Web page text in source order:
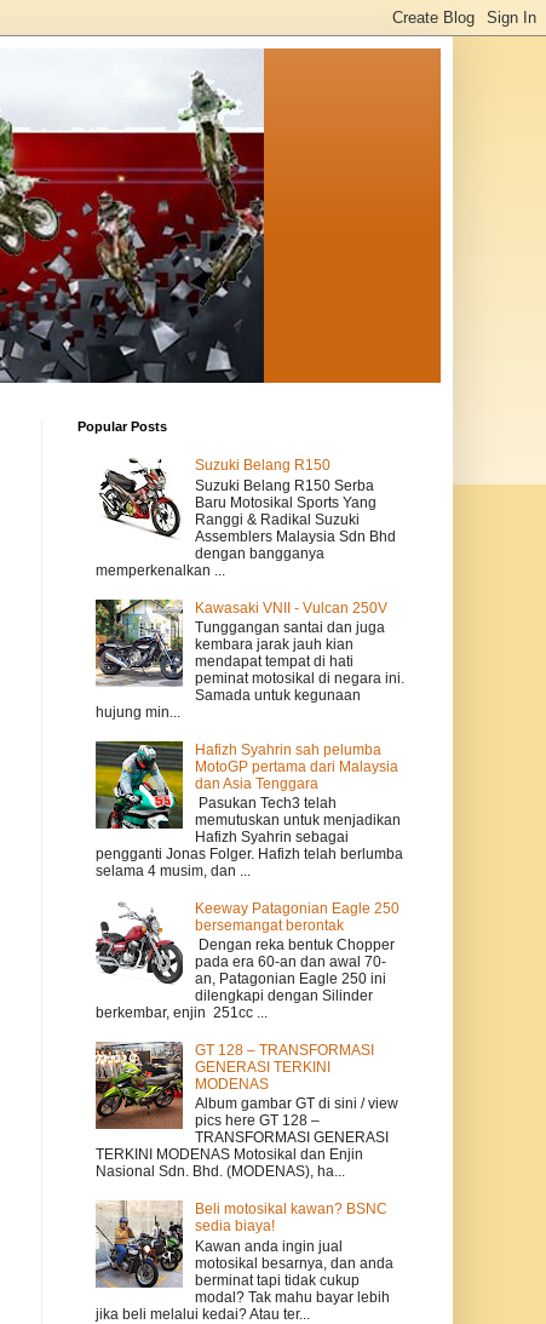
Popular Posts
Suzuki Belang R150
Suzuki Belang R150 Serba
Baru Motosikal Sports Yang
Ranggi & Radikal Suzuki
Assemblers Malaysia Sdn Bhd
dengan bangganya
memperkenalkan ...
Kawasaki VNII - Vulcan 250V
Tunggangan santai dan juga
kembara jarak jauh kian
mendapat tempat di hati
peminat motosikal di negara ini.
Samada untuk kegunaan
hujung min...
Hafizh Syahrin sah pelumba
MotoGP pertama dari Malaysia
dan Asia Tenggara
Pasukan Tech3 telah
memutuskan untuk menjadikan
Hafizh Syahrin sebagai
pengganti Jonas Folger. Hafizh telah berlumba
selama 4 musim, dan ...
Keeway Patagonian Eagle 250
bersemangat berontak
Dengan reka bentuk Chopper
pada era 60-an dan awal 70-
an, Patagonian Eagle 250 ini
dilengkapi dengan Silinder
berkembar, enjin 251cc ...
GT 128 – TRANSFORMASI
GENERASI TERKINI
MODENAS
Album gambar GT di sini / view
pics here GT 128 –
TRANSFORMASI GENERASI
TERKINI MODENAS Motosikal dan Enjin
Nasional Sdn. Bhd. (MODENAS), ha...
Beli motosikal kawan? BSNC
sedia biaya!
Kawan anda ingin jual
motosikal besarnya, dan anda
berminat tapi tidak cukup
modal? Tak mahu bayar lebih
jika beli melalui kedai? Atau ter...